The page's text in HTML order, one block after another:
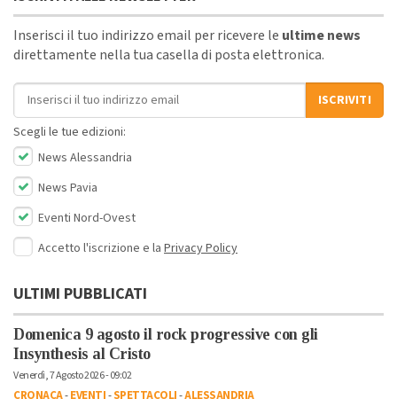
Inserisci il tuo indirizzo email per ricevere le ultime news
direttamente nella tua casella di posta elettronica.
Indirizzo email
ISCRIVITI
Scegli le tue edizioni:
News Alessandria
News Pavia
Eventi Nord-Ovest
Accetto l'iscrizione e la Privacy Policy
ULTIMI PUBBLICATI
Domenica 9 agosto il rock progressive con gli
Insynthesis al Cristo
Venerdì, 7 Agosto 2026 - 09:02
CRONACA-EVENTI-SPETTACOLI-ALESSANDRIA